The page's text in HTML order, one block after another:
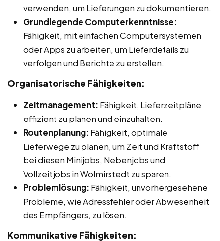
verwenden, um Lieferungen zu dokumentieren.
Grundlegende Computerkenntnisse:
Fähigkeit, mit einfachen Computersystemen
oder Apps zu arbeiten, um Lieferdetails zu
verfolgen und Berichte zu erstellen.
Organisatorische Fähigkeiten:
Zeitmanagement: Fähigkeit, Lieferzeitpläne
effizient zu planen und einzuhalten.
Routenplanung: Fähigkeit, optimale
Lieferwege zu planen, um Zeit und Kraftstoff
bei diesen Minijobs, Nebenjobs und
Vollzeitjobs in Wolmirstedt zu sparen.
Problemlösung: Fähigkeit, unvorhergesehene
Probleme, wie Adressfehler oder Abwesenheit
des Empfängers, zu lösen.
Kommunikative Fähigkeiten: